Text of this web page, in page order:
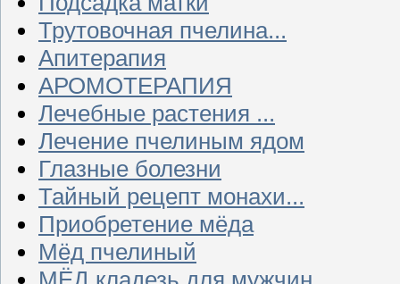
Трутовочная пчелина...
Апитерапия
АРОМОТЕРАПИЯ
Лечебные растения ...
Лечение пчелиным ядом
Глазные болезни
Тайный рецепт монахи...
Приобретение мёда
Мёд пчелиный